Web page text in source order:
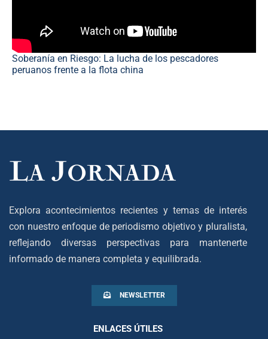
Soberanía en Riesgo: La lucha de los pescadores
peruanos frente a la flota china
Explora acontecimientos recientes y temas de interés
con nuestro enfoque de periodismo objetivo y pluralista,
reflejando diversas perspectivas para mantenerte
informado de manera completa y equilibrada.
NEWSLETTER
ENLACES ÚTILES